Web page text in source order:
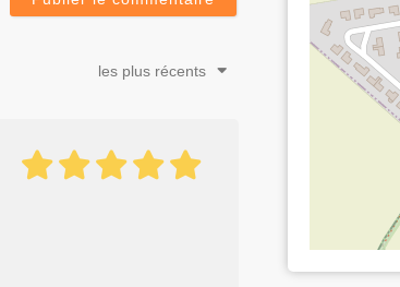
les plus récents